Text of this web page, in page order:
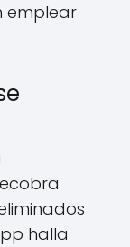
emplear
halla